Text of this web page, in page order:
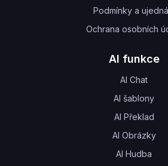
Podmínky a
Ochrana osobních
AI funkce
AI Chat
AI šablony
AI Překlad
AI Obrázky
AI Hudba